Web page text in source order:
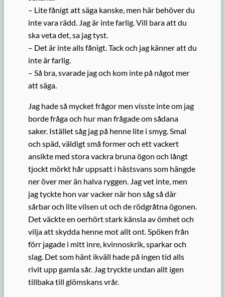
– Lite fånigt att säga kanske, men här behöver du
inte vara rädd. Jag är inte farlig. Vill bara att du
ska veta det, sa jag tyst.
– Det är inte alls fånigt. Tack och jag känner att du
inte är farlig.
– Så bra, svarade jag och kom inte på något mer
att säga.
Jag hade så mycket frågor men visste inte om jag
borde fråga och hur man frågade om sådana
saker. Istället såg jag på henne lite i smyg. Smal
och späd, väldigt små former och ett vackert
ansikte med stora vackra bruna ögon och långt
tjockt mörkt hår uppsatt i hästsvans som hängde
ner över mer än halva ryggen. Jag vet inte, men
jag tyckte hon var vacker när hon såg så där
sårbar och lite vilsen ut och de rödgråtna ögonen.
Det väckte en oerhört stark känsla av ömhet och
vilja att skydda henne mot allt ont. Spöken från
förr jagade i mitt inre, kvinnoskrik, sparkar och
slag. Det som hänt ikväll hade på ingen tid alls
rivit upp gamla sår. Jag tryckte undan allt igen
tillbaka till glömskans vrår.